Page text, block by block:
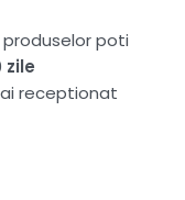
poti
zile
receptionat